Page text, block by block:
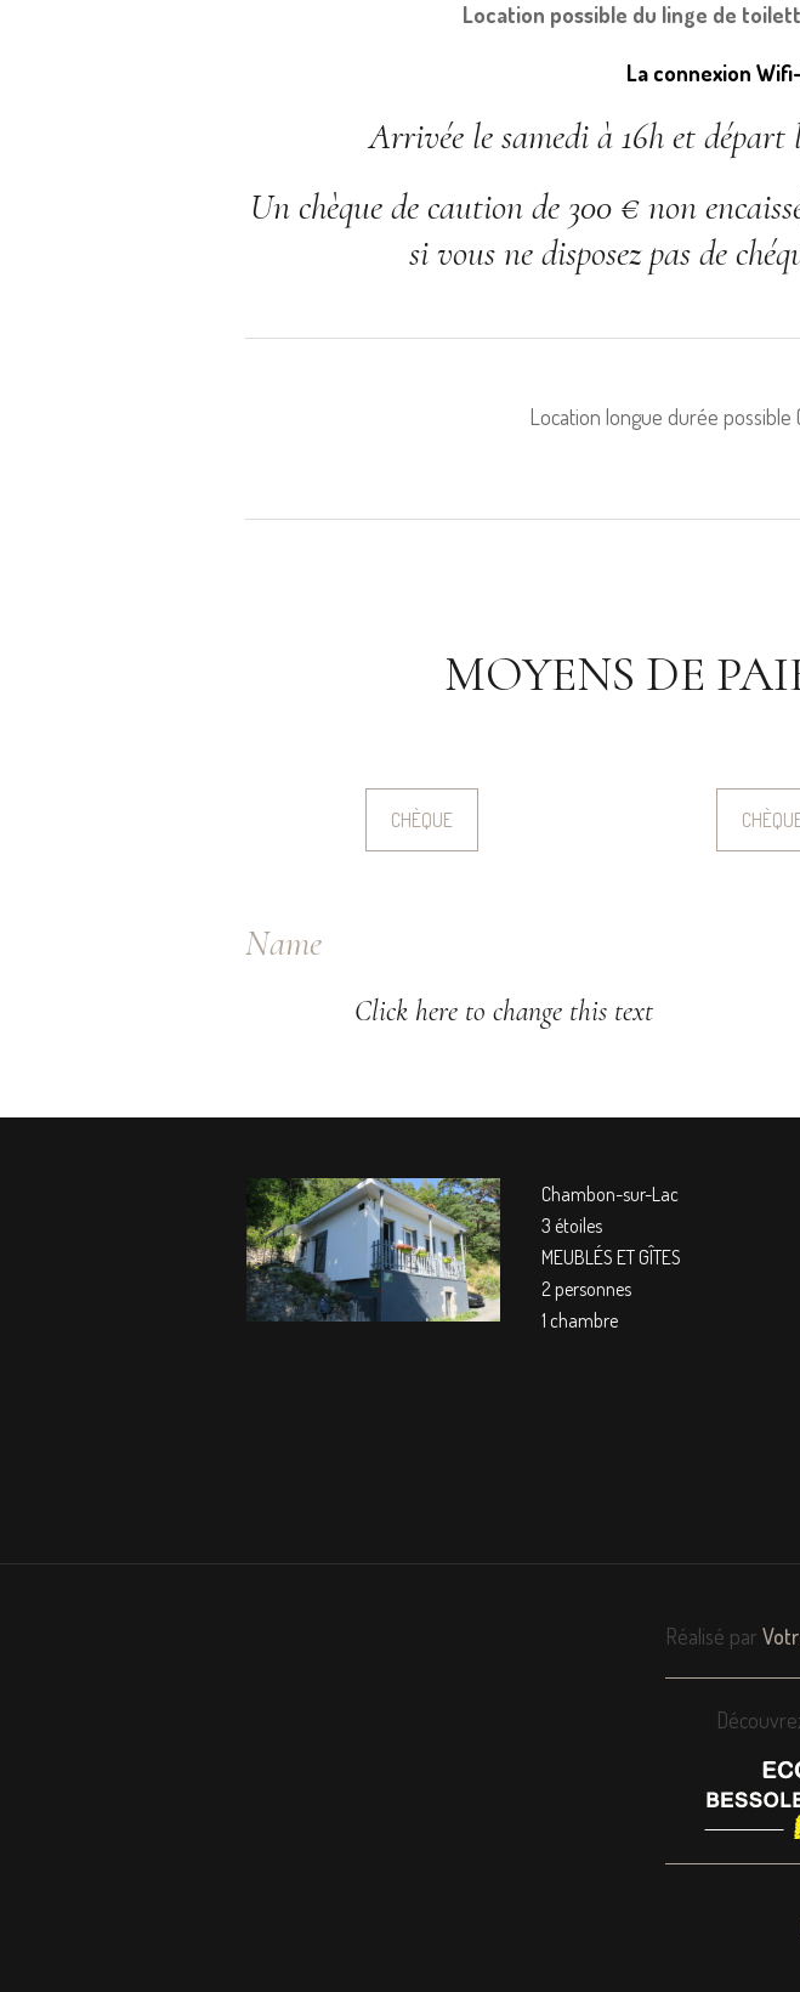
Location possible du linge de
La connexion
Arrivée le samedi à 16h et départ
Un chèque de caution de 300 € non
si vous ne disposez pas de
Location longue durée
MOYENS DE
CHÈQUE
Name
Click here to change this text
Chambon-sur-Lac
3 étoiles
MEUBLÉS ET GÎTES
2 personnes
1 chambre
Réalisé par